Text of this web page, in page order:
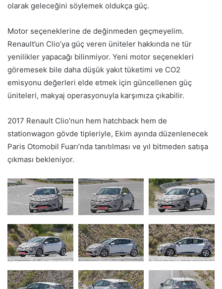
olarak geleceğini söylemek oldukça güç.
Motor seçeneklerine de değinmeden geçmeyelim.
Renault’un Clio’ya güç veren üniteler hakkında ne tür
yenilikler yapacağı bilinmiyor. Yeni motor seçenekleri
göremesek bile daha düşük yakıt tüketimi ve CO2
emisyonu değerleri elde etmek için güncellenen güç
üniteleri, makyaj operasyonuyla karşımıza çıkabilir.
2017 Renault Clio’nun hem hatchback hem de
stationwagon gövde tipleriyle, Ekim ayında düzenlenecek
Paris Otomobil Fuarı’nda tanıtılması ve yıl bitmeden satışa
çıkması bekleniyor.